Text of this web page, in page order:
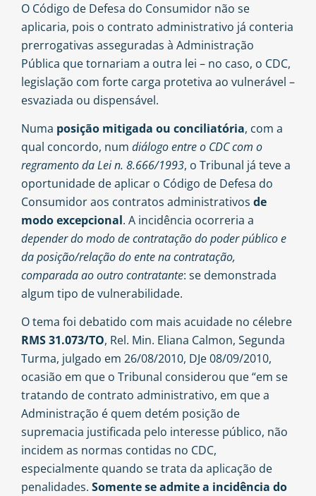
O Código de Defesa do Consumidor não se
aplicaria, pois o contrato administrativo já conteria
prerrogativas asseguradas à Administração
Pública que tornariam a outra lei – no caso, o CDC,
legislação com forte carga protetiva ao vulnerável –
esvaziada ou dispensável.
Numa posição mitigada ou conciliatória, com a
qual concordo, num diálogo entre o CDC com o
regramento da Lei n. 8.666/1993, o Tribunal já teve a
oportunidade de aplicar o Código de Defesa do
Consumidor aos contratos administrativos de
modo excepcional. A incidência ocorreria a
depender do modo de contratação do poder público e
da posição/relação do ente na contratação,
comparada ao outro contratante: se demonstrada
algum tipo de vulnerabilidade.
O tema foi debatido com mais acuidade no célebre
RMS 31.073/TO, Rel. Min. Eliana Calmon, Segunda
Turma, julgado em 26/08/2010, DJe 08/09/2010,
ocasião em que o Tribunal considerou que “em se
tratando de contrato administrativo, em que a
Administração é quem detém posição de
supremacia justificada pelo interesse público, não
incidem as normas contidas no CDC,
especialmente quando se trata da aplicação de
penalidades. Somente se admite a incidência do